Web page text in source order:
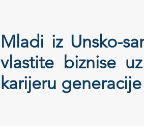
Mladi iz Unsko-
vlastite biznise
karijeru